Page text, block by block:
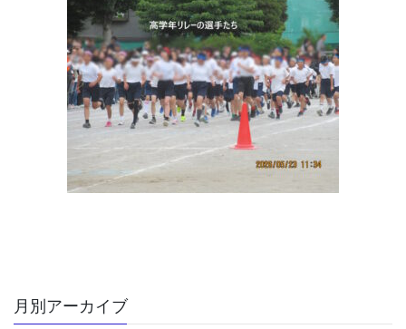
月別アーカイブ